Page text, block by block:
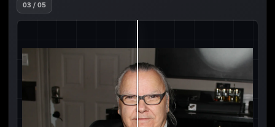
03 / 05